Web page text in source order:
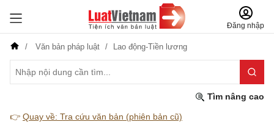
Đăng nhập
Văn bản pháp luật Lao động-Tiền lương
Tìm nâng cao
👉 Quay về: Tra cứu văn bản (phiên bản cũ)